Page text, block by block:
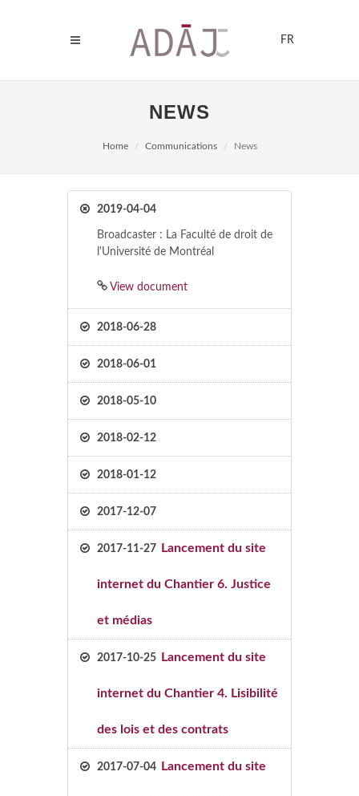
FR
NEWS
Home Communications News
2019-04-04
Broadcaster : La Faculté de droit de
l'Université de Montréal
View document
2018-06-28
2018-06-01
2018-05-10
2018-02-12
2018-01-12
2017-12-07
2017-11-27 Lancement du site
internet du Chantier 6. Justice
et médias
2017-10-25 Lancement du site
internet du Chantier 4. Lisibilité
des lois et des contrats
2017-07-04 Lancement du site